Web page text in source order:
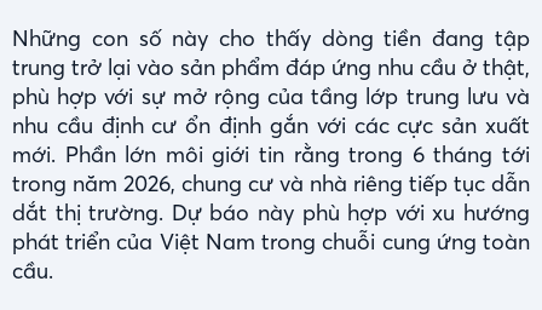
Những con số này cho thấy dòng tiền đang tập
trung trở lại vào sản phẩm đáp ứng nhu cầu ở thật,
phù hợp với sự mở rộng của tầng lớp trung lưu và
nhu cầu định cư ổn định gắn với các cực sản xuất
mới. Phần lớn môi giới tin rằng trong 6 tháng tới
trong năm 2026, chung cư và nhà riêng tiếp tục dẫn
dắt thị trường. Dự báo này phù hợp với xu hướng
phát triển của Việt Nam trong chuỗi cung ứng toàn
cầu.